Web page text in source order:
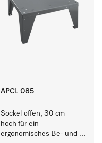
APCL 085
Sockel offen, 30 cm
hoch für ein
ergonomisches Be- und